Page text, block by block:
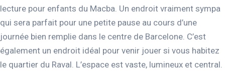
lecture pour enfants du Macba. Un endroit vraiment sympa
qui sera parfait pour une petite pause au cours d’une
journée bien remplie dans le centre de Barcelone. C’est
également un endroit idéal pour venir jouer si vous habitez
le quartier du Raval. L’espace est vaste, lumineux et central.